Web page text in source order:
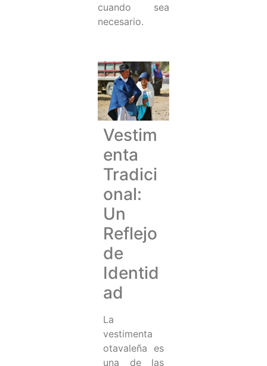
cuando sea
necesario.
Vestim
enta
Tradici
onal:
Un
Reflejo
de
Identid
ad
La
vestimenta
otavaleña es
una de las